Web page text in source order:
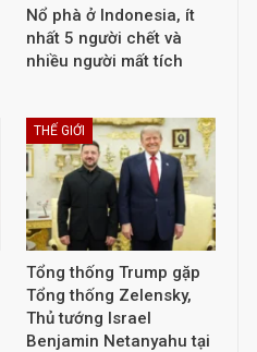
Nổ phà ở Indonesia, ít
nhất 5 người chết và
nhiều người mất tích
THẾ GIỚI
Tổng thống Trump gặp
Tổng thống Zelensky,
Thủ tướng Israel
Benjamin Netanyahu tại